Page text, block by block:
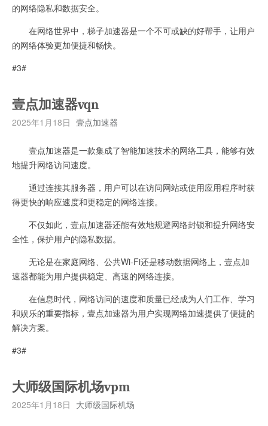
的网络隐私和数据安全。
在网络世界中，梯子加速器是一个不可或缺的好帮手，让用户
的网络体验更加便捷和畅快。
#3#
壹点加速器vqn
2025年1月18日 壹点加速器
壹点加速器是一款集成了智能加速技术的网络工具，能够有效
地提升网络访问速度。
通过连接其服务器，用户可以在访问网站或使用应用程序时获
得更快的响应速度和更稳定的网络连接。
不仅如此，壹点加速器还能有效地规避网络封锁和提升网络安
全性，保护用户的隐私数据。
无论是在家庭网络、公共Wi-Fi还是移动数据网络上，壹点加
速器都能为用户提供稳定、高速的网络连接。
在信息时代，网络访问的速度和质量已经成为人们工作、学习
和娱乐的重要指标，壹点加速器为用户实现网络加速提供了便捷的
解决方案。
#3#
大师级国际机场vpm
2025年1月18日 大师级国际机场